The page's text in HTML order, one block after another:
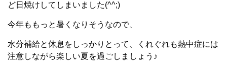
ど日焼けしてしまいました(^^;)
今年ももっと暑くなりそうなので、
水分補給と休息をしっかりとって、くれぐれも熱中症には
注意しながら楽しい夏を過ごしましょう♪